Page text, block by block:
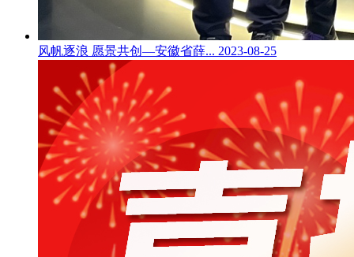
风帆逐浪 愿景共创—安徽省薛... 2023-08-25